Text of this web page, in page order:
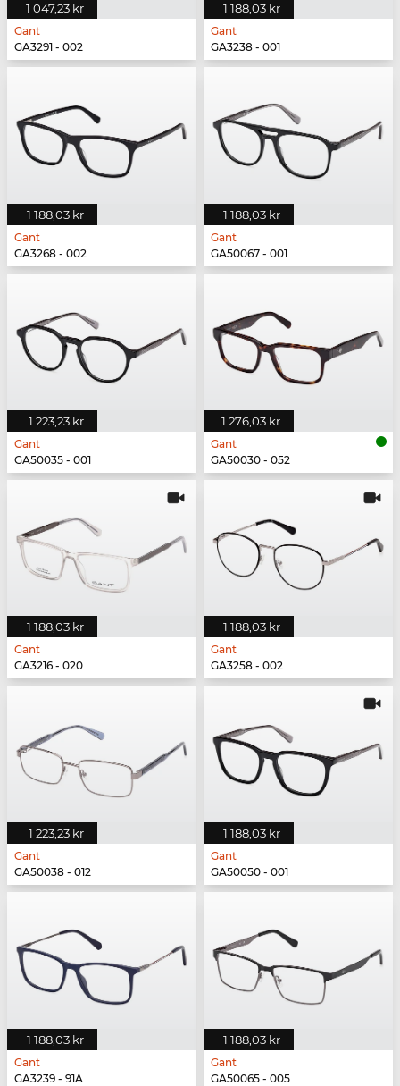
1 047,23 kr
Gant
GA3291 - 002
1 188,03 kr
Gant
GA3238 - 001
1 188,03 kr
Gant
GA3268 - 002
1 188,03 kr
Gant
GA50067 - 001
1 223,23 kr
Gant
GA50035 - 001
1 276,03 kr
Gant
GA50030 - 052
1 188,03 kr
Gant
GA3216 - 020
1 188,03 kr
Gant
GA3258 - 002
1 223,23 kr
Gant
GA50038 - 012
1 188,03 kr
Gant
GA50050 - 001
1 188,03 kr
Gant
GA3239 - 91A
1 188,03 kr
Gant
GA50065 - 005